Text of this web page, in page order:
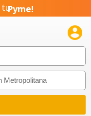
tuPyme!
Emprendimiento!
